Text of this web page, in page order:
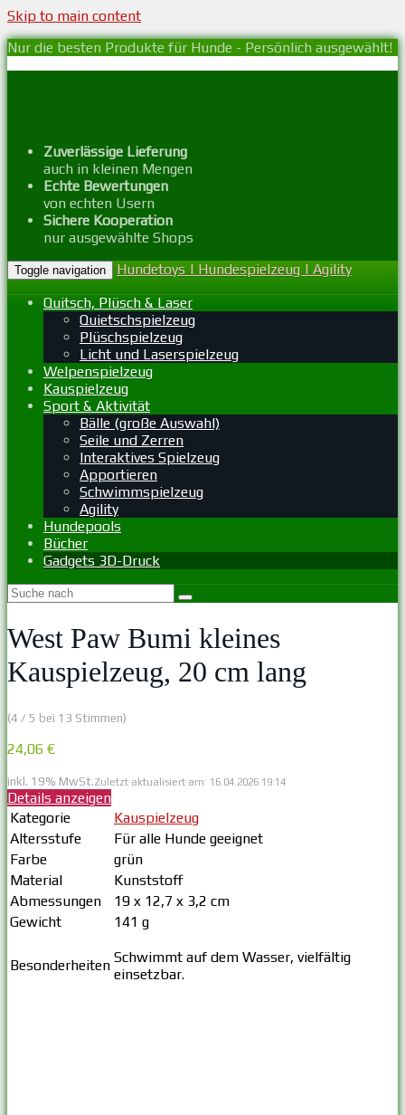
Skip to main content
Nur die besten Produkte für Hunde - Persönlich ausgewählt!
Zuverlässige Lieferung
auch in kleinen Mengen
Echte Bewertungen
von echten Usern
Sichere Kooperation
nur ausgewählte Shops
Toggle navigation
Hundetoys | Hundespielzeug | Agility
Quitsch, Plüsch & Laser
Quietschspielzeug
Plüschspielzeug
Licht und Laserspielzeug
Welpenspielzeug
Kauspielzeug
Sport & Aktivität
Bälle (große Auswahl)
Seile und Zerren
Interaktives Spielzeug
Apportieren
Schwimmspielzeug
Agility
Hundepools
Bücher
Gadgets 3D-Druck
West Paw Bumi kleines
Kauspielzeug, 20 cm lang
(4 / 5 bei 13 Stimmen)
24,06 €
inkl. 19% MwSt.Zuletzt aktualisiert am: 16.04.2026 19:14
Details anzeigen
Kategorie
Kauspielzeug
Altersstufe
Für alle Hunde geeignet
Farbe
grün
Material
Kunststoff
Abmessungen
19 x 12,7 x 3,2 cm
Gewicht
141 g
Besonderheiten Schwimmt auf dem Wasser, vielfältig
einsetzbar.